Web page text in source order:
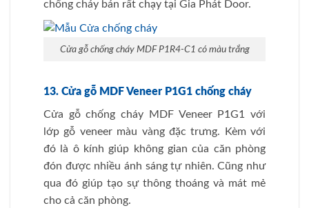
chống cháy bán rất chạy tại Gia Phát Door.
Cửa gỗ chống cháy MDF P1R4-C1 có màu trắng
13. Cửa gỗ MDF Veneer P1G1 chống cháy
Cửa gỗ chống cháy MDF Veneer P1G1 với
lớp gỗ veneer màu vàng đặc trưng. Kèm với
đó là ô kính giúp không gian của căn phòng
đón được nhiều ánh sáng tự nhiên. Cũng như
qua đó giúp tạo sự thông thoáng và mát mẻ
cho cả căn phòng.